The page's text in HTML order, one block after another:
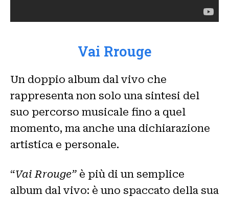
Vai Rrouge
Un doppio album dal vivo che
rappresenta non solo una sintesi del
suo percorso musicale fino a quel
momento, ma anche una dichiarazione
artistica e personale.
“Vai Rrouge” è più di un semplice
album dal vivo: è uno spaccato della sua